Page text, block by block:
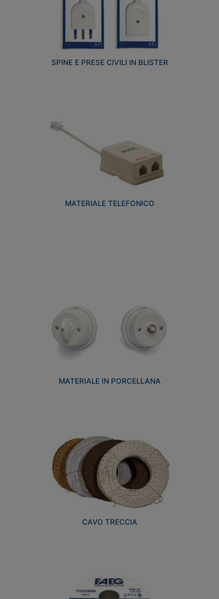
SPINE E PRESE CIVILI IN BLISTER
MATERIALE TELEFONICO
MATERIALE IN PORCELLANA
CAVO TRECCIA